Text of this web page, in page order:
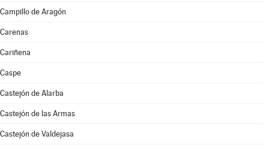
Campillo de Aragón
Carenas
Cariñena
Caspe
Castejón de Alarba
Castejón de las Armas
Castejón de Valdejasa